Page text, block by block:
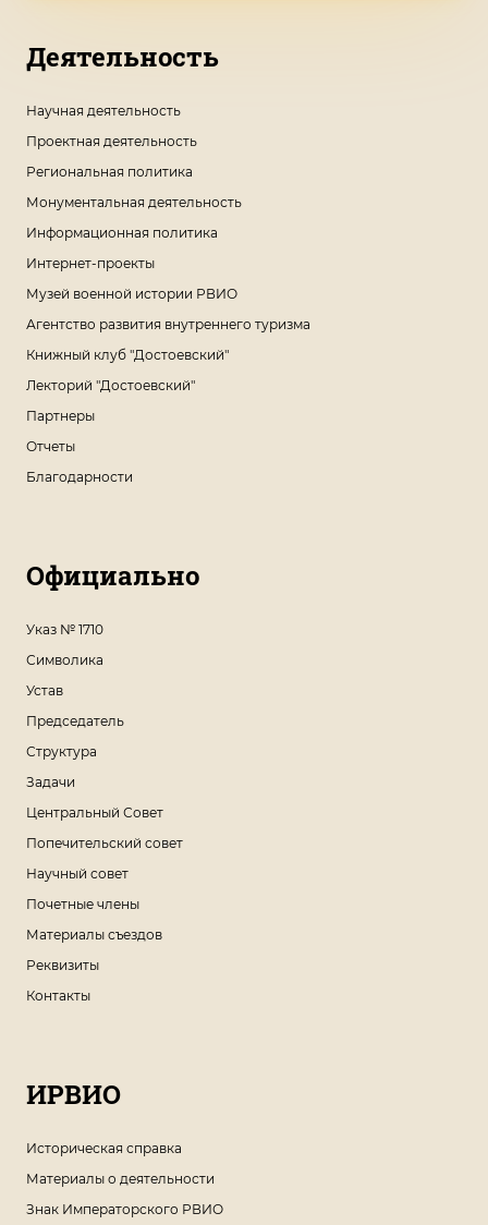
Деятельность
Научная деятельность
Проектная деятельность
Региональная политика
Монументальная деятельность
Информационная политика
Интернет-проекты
Музей военной истории РВИО
Агентство развития внутреннего туризма
Книжный клуб "Достоевский"
Лекторий "Достоевский"
Партнеры
Отчеты
Благодарности
Официально
Указ № 1710
Символика
Устав
Председатель
Структура
Задачи
Центральный Совет
Попечительский совет
Научный совет
Почетные члены
Материалы съездов
Реквизиты
Контакты
ИРВИО
Историческая справка
Материалы о деятельности
Знак Императорского РВИО